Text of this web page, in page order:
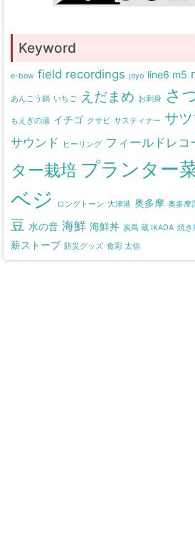
Keyword
e-bow field recordings joyo line6 m5
あんこう鍋 いちご えだまめ お刺身 さ
もえぎの湯 イチゴ クサビ サスティナー サ
サウンド
ヒーリング フィールドレコ
ター栽培 プランター
ベジ
ロングトーン 大津港 奥多摩 奥多摩
豆 水の音 海鮮 海鮮丼 炭鳥 蔵 IKADA 焼き
薪ストーブ 防災グッズ 食彩 太信